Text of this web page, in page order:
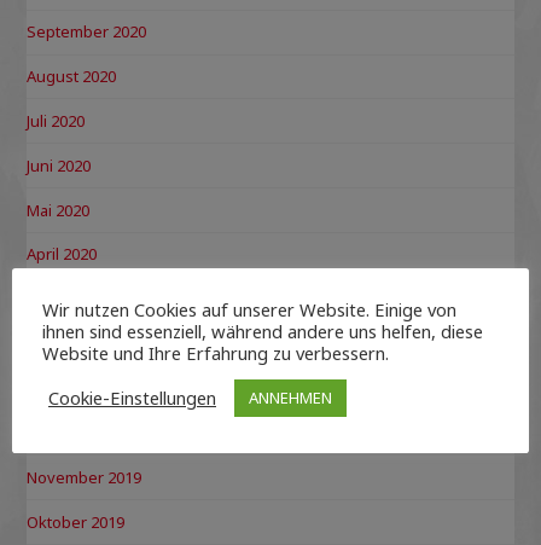
September 2020
August 2020
Juli 2020
Juni 2020
Mai 2020
April 2020
März 2020
Februar 2020
Januar 2020
November 2019
Oktober 2019
Wir nutzen Cookies auf unserer Website. Einige von
ihnen sind essenziell, während andere uns helfen, diese
Website und Ihre Erfahrung zu verbessern.
Cookie-Einstellungen
ANNEHMEN